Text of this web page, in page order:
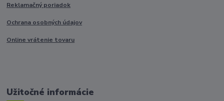
Reklamačný poriadok
Ochrana osobných údajov
Online vrátenie tovaru
Užitočné informácie